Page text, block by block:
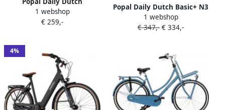
Jongensfiets 24 inch Zwart
100% Rijklaar Geleverd
1 webshop
€ 259,-
Popal Daily Dutch Basic+ N3
Transportfiets Stadsfiets
Dames 59 centimeter
1 webshop
€ 347,- € 334,-
4%